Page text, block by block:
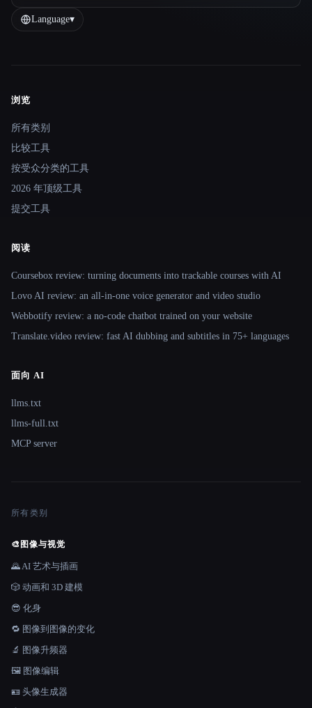
Language▾
Site navigation
浏览
所有类别
比较工具
按受众分类的工具
2026 年顶级工具
提交工具
阅读
Coursebox review: turning documents into trackable courses with AI
Lovo AI review: an all-in-one voice generator and video studio
Webbotify review: a no-code chatbot trained on your website
Translate.video review: fast AI dubbing and subtitles in 75+ languages
面向 AI
llms.txt
llms-full.txt
MCP server
所有类别
🎨 图像与视觉
🌄 AI 艺术与插画
🎲 动画和 3D 建模
😎 化身
🔁 图像到图像的变化
🔬 图像升频器
🖼️ 图像编辑
🪪 头像生成器